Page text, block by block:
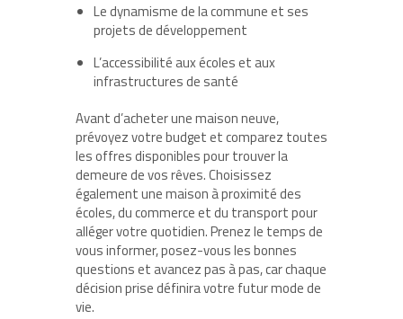
Le dynamisme de la commune et ses
projets de développement
L’accessibilité aux écoles et aux
infrastructures de santé
Avant d’acheter une maison neuve,
prévoyez votre budget et comparez toutes
les offres disponibles pour trouver la
demeure de vos rêves. Choisissez
également une maison à proximité des
écoles, du commerce et du transport pour
alléger votre quotidien. Prenez le temps de
vous informer, posez-vous les bonnes
questions et avancez pas à pas, car chaque
décision prise définira votre futur mode de
vie.